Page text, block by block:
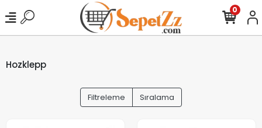
0
Hozklepp
Filtreleme Sıralama